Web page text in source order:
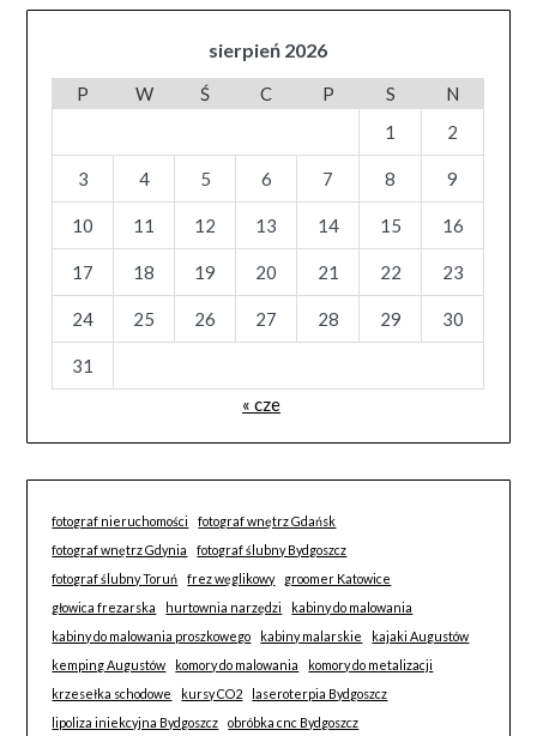
sierpień 2026
P W Ś C P S
N
1
2
3 4 5 6 7 8 9
10 11 12 13 14 15 16
17 18 19 20 21 22 23
24 25 26 27 28 29 30
31
« cze
fotograf nieruchomości
fotograf wnętrz Gdańsk
fotograf wnętrz Gdynia
fotograf ślubny Bydgoszcz
fotograf ślubny Toruń
frez węglikowy
groomer Katowice
głowica frezarska
hurtownia narzędzi
kabiny do malowania
kabiny do malowania proszkowego
kabiny malarskie
kajaki Augustów
kemping Augustów
komory do malowania
komory do metalizacji
krzesełka schodowe
kursy CO2
laseroterpia Bydgoszcz
lipoliza iniekcyjna Bydgoszcz
obróbka cnc Bydgoszcz